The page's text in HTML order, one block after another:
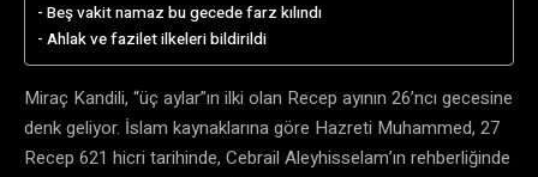
Beş vakit namaz bu gecede farz kılındı
Ahlak ve fazilet ilkeleri bildirildi
Miraç Kandili, “üç aylar”ın ilki olan Recep ayının 26’ncı gecesine
denk geliyor. İslam kaynaklarına göre Hazreti Muhammed, 27
Recep 621 hicri tarihinde, Cebrail Aleyhisselam’ın rehberliğinde